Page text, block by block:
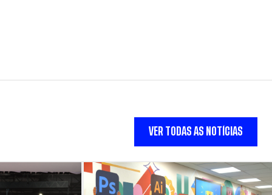
VER TODAS AS NOTÍCIAS